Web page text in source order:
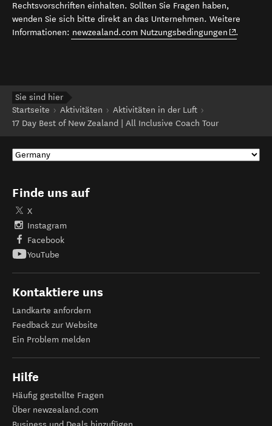
Rechtsvorschriften einhalten. Sollten Sie Fragen haben,
wenden Sie sich bitte direkt an das Unternehmen. Weitere
Informationen: newzealand.com Nutzungsbedingungen (opens in
.
Sie sind hier
Startseite
Aktivitäten
Aktivitäten in der Luft
17 Day Best of New Zealand | All Inclusive Coach Tour
Finde uns auf
X
Instagram
Facebook
YouTube
Kontaktiere uns
Landkarte anfordern
Feedback zur Website
Ein Problem melden
Hilfe
Häufig gestellte Fragen
Über newzealand.com